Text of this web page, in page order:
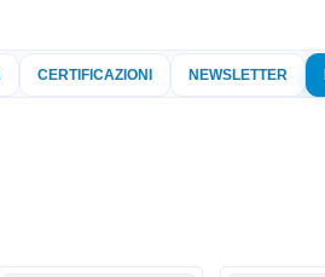
CERTIFICAZIONI NEWSLETTER